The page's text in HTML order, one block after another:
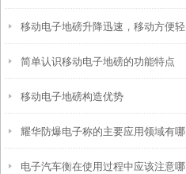
的经验
移动电子地磅升降迅速，移动方便轻
巧
简单认识移动电子地磅的功能特点
移动电子地磅构造优势
耀华防爆电子称的主要应用领域有哪
些？
电子汽车衡在使用过程中应该注意哪